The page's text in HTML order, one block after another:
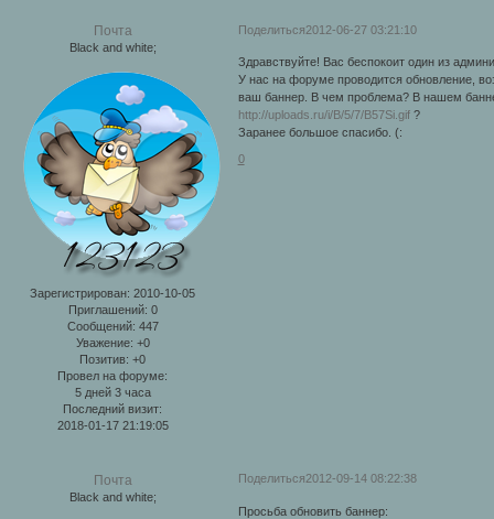
Поделиться2012-06-27 03:21:10
Почта
Black and white;
Зарегистрирован: 2010-10-05
Приглашений: 0
Сообщений: 447
Уважение: +0
Позитив: +0
Провел на форуме:
5 дней 3 часа
Последний визит:
2018-01-17 21:19:05
Здравствуйте! Вас беспокоит один из
У нас на форуме проводится обновление,
ваш баннер. В чем проблема? В нашем
http://uploads.ru/i/B/5/7/B57Si.gif?
Заранее большое спасибо. (:
0
Поделиться2012-09-14 08:22:38
Почта
Black and white;
Просьба обновить баннер: